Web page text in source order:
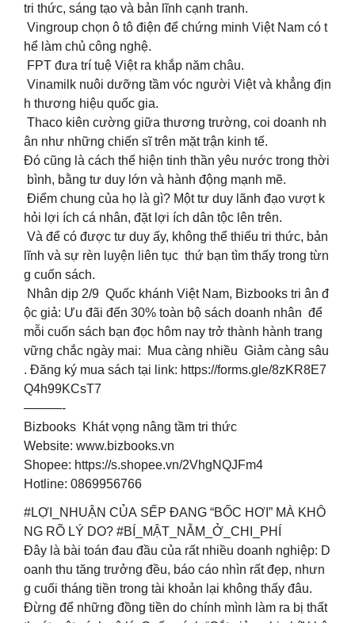
tri thức, sáng tạo và bản lĩnh cạnh tranh.
Vingroup chọn ô tô điện để chứng minh Việt Nam có t
hể làm chủ công nghệ.
FPT đưa trí tuệ Việt ra khắp năm châu.
Vinamilk nuôi dưỡng tầm vóc người Việt và khẳng địn
h thương hiệu quốc gia.
Thaco kiên cường giữa thương trường, coi doanh nh
ân như những chiến sĩ trên mặt trận kinh tế.
Đó cũng là cách thể hiện tinh thần yêu nước trong thời
bình, bằng tư duy lớn và hành động mạnh mẽ.
Điểm chung của họ là gì? Một tư duy lãnh đạo vượt k
hỏi lợi ích cá nhân, đặt lợi ích dân tộc lên trên.
Và để có được tư duy ấy, không thể thiếu tri thức, bản
lĩnh và sự rèn luyện liên tục thứ bạn tìm thấy trong từn
g cuốn sách.
Nhân dịp 2/9 Quốc khánh Việt Nam, Bizbooks tri ân đ
ộc giả: Ưu đãi đến 30% toàn bộ sách doanh nhân để
mỗi cuốn sách bạn đọc hôm nay trở thành hành trang
vững chắc ngày mai: Mua càng nhiều Giảm càng sâu
. Đăng ký mua sách tại link: https://forms.gle/8zKR8E7
Q4h99KCsT7
———-
Bizbooks Khát vọng nâng tầm tri thức
Website: www.bizbooks.vn
Shopee: https://s.shopee.vn/2VhgNQJFm4
Hotline: 0869956766
#LỢI_NHUẬN CỦA SẾP ĐANG “BỐC HƠI” MÀ KHÔ
NG RÕ LÝ DO? #BÍ_MẬT_NẰM_Ở_CHI_PHÍ
Đây là bài toán đau đầu của rất nhiều doanh nghiệp: D
oanh thu tăng trưởng đều, báo cáo nhìn rất đẹp, nhưn
g cuối tháng tiền trong tài khoản lại không thấy đâu.
Đừng để những đồng tiền do chính mình làm ra bị thất